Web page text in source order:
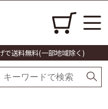
で送料無料(一部地域除く)